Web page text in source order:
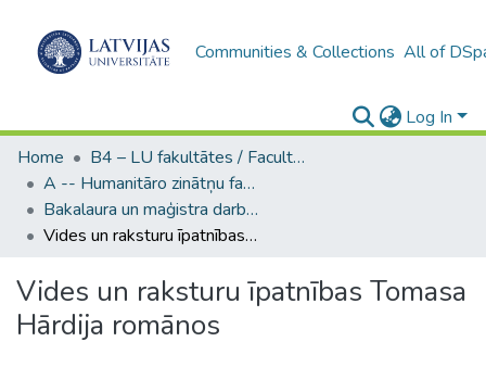
Communities & Collections All of
Log In
Home
B4 – LU fakultātes / Faculties of the UL
A -- Humanitāro zinātņu fakultāte / Faculty of Humanities
Bakalaura un maģistra darbi (HZF) / Bachelor's and Master's theses
Vides un raksturu īpatnības Tomasa Hārdija romānos
Vides un raksturu īpatnības Tomasa
Hārdija romānos